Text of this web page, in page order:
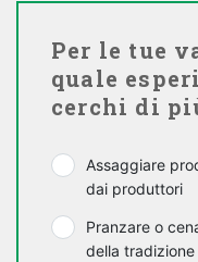
Per le tue
quale
cerchi di
Assaggiare
dai produttori
Pranzare o
della tradizione